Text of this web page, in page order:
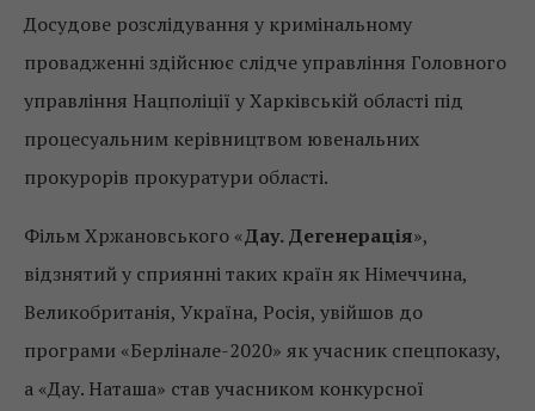
Досудове розслідування у кримінальному
провадженні здійснює слідче управління Головного
управління Нацполіції у Харківській області під
процесуальним керівництвом ювенальних
прокурорів прокуратури області.
Фільм Хржановського «Дау. Дегенерація»,
відзнятий у сприянні таких країн як Німеччина,
Великобританія, Україна, Росія, увійшов до
програми «Берлінале-2020» як учасник спецпоказу,
а «Дау. Наташа» став учасником конкурсної